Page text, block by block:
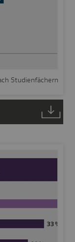
Studienfächern